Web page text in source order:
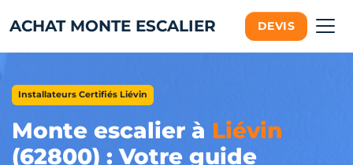
ACHAT MONTE ESCALIER DEVIS
Installateurs Certifiés Liévin
Monte escalier à Liévin
(62800) : Votre guide